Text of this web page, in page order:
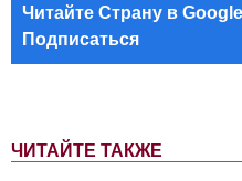
ЧИТАЙТЕ ТАКЖЕ
Читайте Страну в
Подписаться